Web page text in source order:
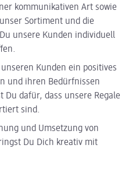
kommunikativen Art sowie
Sortiment und die
unsere Kunden individuell
unseren Kunden ein positives
und ihren Bedürfnissen
Du dafür, dass unsere Regale
sind.
und Umsetzung von
Du Dich kreativ mit